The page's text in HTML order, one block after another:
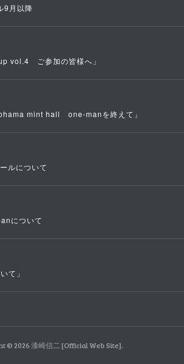
9月以降
vol.4 ご参加の皆様へ」
mint hall one-manを終えて」
ルについて
について
て」
©2026漆崎信二 [Official Web Site].